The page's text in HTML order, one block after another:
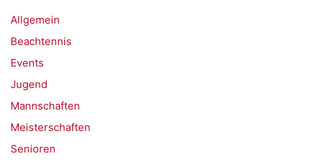
Allgemein
Beachtennis
Events
Jugend
Mannschaften
Meisterschaften
Senioren